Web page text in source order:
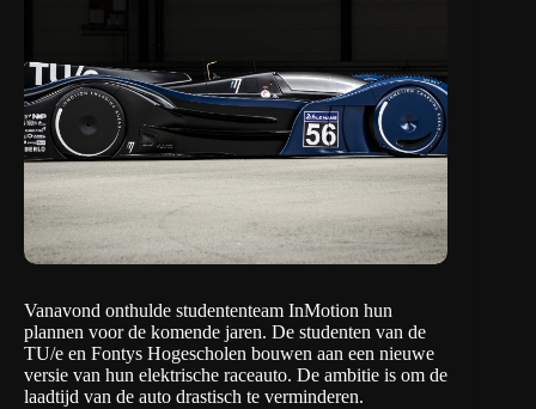
Vanavond onthulde studententeam InMotion hun
plannen voor de komende jaren. De studenten van de
TU/e en Fontys Hogescholen bouwen aan een nieuwe
versie van hun elektrische raceauto. De ambitie is om de
laadtijd van de auto drastisch te verminderen.